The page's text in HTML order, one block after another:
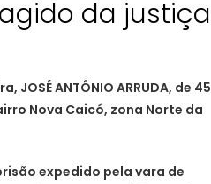
da justiça
ANTÔNIO ARRUDA, de 45
Nova Caicó, zona Norte da
expedido pela vara de